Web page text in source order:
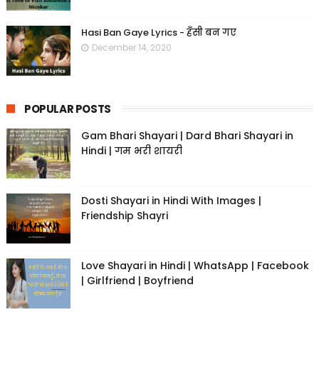
Hasi Ban Gaye Lyrics - हँसी बन गए
December 14, 2020
POPULAR POSTS
Gam Bhari Shayari | Dard Bhari Shayari in
Hindi | गम भरी शायरी
Dosti Shayari in Hindi With Images |
Friendship Shayri
Love Shayari in Hindi | WhatsApp | Facebook
| Girlfriend | Boyfriend